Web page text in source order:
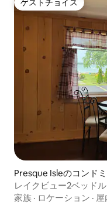
ゲストチョイス
ゲストチョイス
Presque Isleのコンド
レイクビュー2ベッド
セスが週15%オフ
家族 · ロケーション · 屋